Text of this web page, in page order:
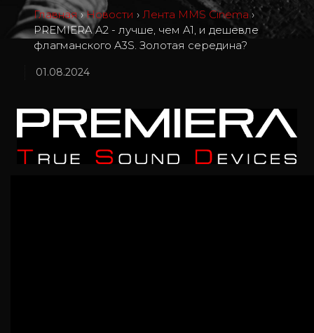
Главная › Новости › Лента MMS Cinema ›
PREMIERA A2 - лучше, чем A1, и дешевле
флагманского A3S. Золотая середина?
01.08.2024